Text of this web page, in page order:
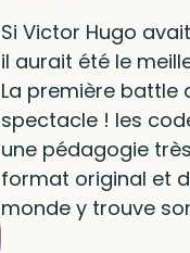
Si Victor Hugo
il aurait été le
La première battle
spectacle ! les
une pédagogie
format original et
monde y trouve